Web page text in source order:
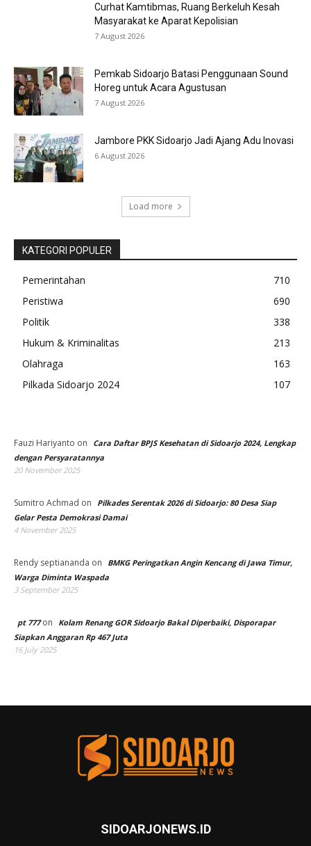
Curhat Kamtibmas, Ruang Berkeluh Kesah
Masyarakat ke Aparat Kepolisian
7 August 2026
Pemkab Sidoarjo Batasi Penggunaan Sound
Horeg untuk Acara Agustusan
7 August 2026
Jambore PKK Sidoarjo Jadi Ajang Adu Inovasi
6 August 2026
Load more
KATEGORI POPULER
Pemerintahan
710
Peristiwa
690
Politik
338
Hukum & Kriminalitas
213
Olahraga
163
Pilkada Sidoarjo 2024
107
Fauzi Hariyanto on
Cara Daftar BPJS Kesehatan di Sidoarjo 2024, Lengkap
dengan Persyaratannya
20 November 2025
Sumitro Achmad on
Pilkades Serentak 2026 di Sidoarjo: 80 Desa Siap
Gelar Pesta Demokrasi Damai
4 November 2025
Rendy septiananda on
BMKG Peringatkan Angin Kencang di Jawa Timur,
Warga Diminta Waspada
3 September 2025
pt 777on
Kolam Renang GOR Sidoarjo Bakal Diperbaiki, Disporapar
Siapkan Anggaran Rp 467 Juta
16 July 2025
SIDOARJONEWS.ID